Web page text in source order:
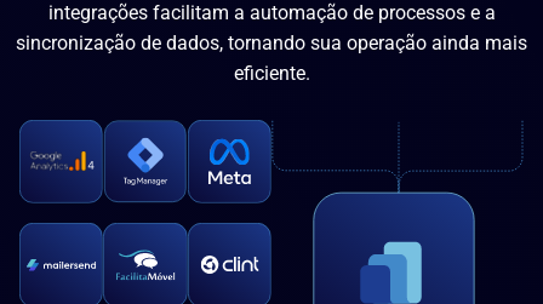
integrações facilitam a automação de processos e a
sincronização de dados, tornando sua operação ainda mais
eficiente.